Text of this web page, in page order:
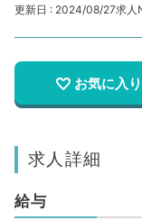
更新日 : 2024/08/27求人
お気に入り
求人詳細
給与